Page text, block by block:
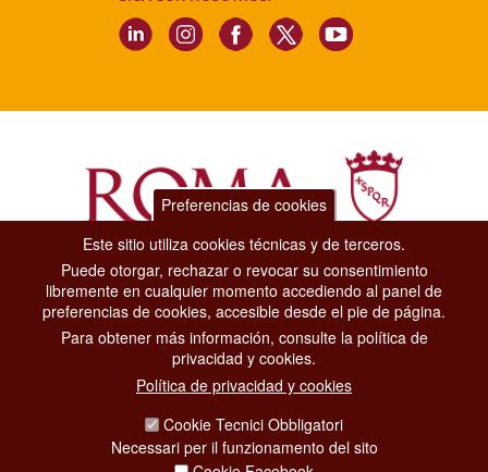
Dipartimento Grandi Eventi, Sport, Turismo e Moda.
Via di San Basilio, 51
00187 Roma
CONTACT CENTER TEL. 06 06 08
CONTATTA LA REDAZIONE
Preferencias de cookies
Este sitio utiliza cookies técnicas y de terceros.
Puede otorgar, rechazar o revocar su consentimiento
libremente en cualquier momento accediendo al panel de
preferencias de cookies, accesible desde el pie de página.
Para obtener más información, consulte la política de
privacidad y cookies.
Política de privacidad y cookies
Cookie Tecnici Obbligatori
Necessari per il funzionamento del sito